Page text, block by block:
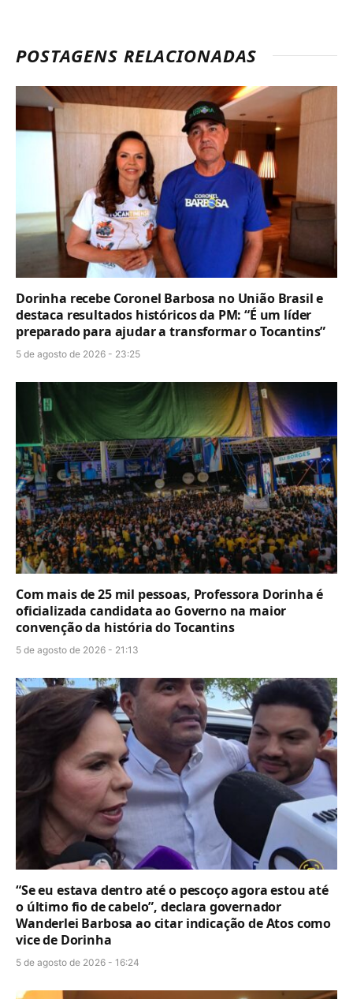
POSTAGENS RELACIONADAS
Dorinha recebe Coronel Barbosa no União Brasil e
destaca resultados históricos da PM: “É um líder
preparado para ajudar a transformar o Tocantins”
5 de agosto de 2026 - 23:25
Com mais de 25 mil pessoas, Professora Dorinha é
oficializada candidata ao Governo na maior
convenção da história do Tocantins
5 de agosto de 2026 - 21:13
“Se eu estava dentro até o pescoço agora estou até
o último fio de cabelo”, declara governador
Wanderlei Barbosa ao citar indicação de Atos como
vice de Dorinha
5 de agosto de 2026 - 16:24